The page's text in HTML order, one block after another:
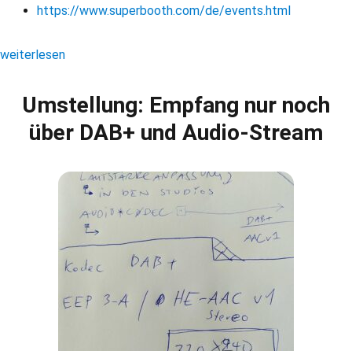
https://www.superbooth.com/de/events.html
„Radio Woltersdorf + Pi Radio = SooperRadio 2026“
weiterlesen
Umstellung: Empfang nur noch
über DAB+ und Audio-Stream